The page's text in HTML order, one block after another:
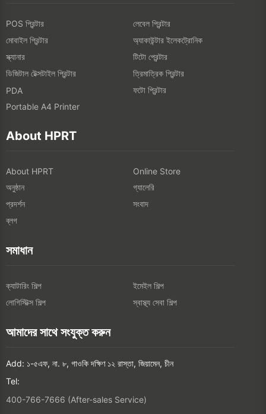
POS প্রিন্টার
লেবেল প্রিন্টার
মোবাইল প্রিন্টার
অ্যাকাউন্টার ইলেকট্রোনিক
স্ক্যানার
টিটো প্রেন্টার
ডিজিটাল টেক্সটাইল প্রিন্টার
ত্রিমাত্রিক প্রিন্টার
PDA
ফটো প্রিন্টার
Portable A4 Printer
About HPRT
About HPRT
Online Store
অনুষ্ঠান
গ্যালেরি
প্রদর্শন
সংবাদ
ব্লগ
সমাধান
ক্যাটারিং শিল্প
ইমেইল শিল্প
লোগিস্টিক্স শিল্প
স্বাস্থ্য সেবা শিল্প
আমাদের সাথে সংযুক্ত করুন
Add: ১-৫এফ, না. ৮, গাওকি দক্ষিণ ১২ রাস্তা, জিয়ামেন, চীন
Tel:
400-766-7666 (After-sales Service)